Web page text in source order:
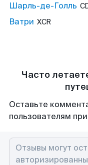
Шарль-де-Голль
Ватри XCR
Часто
Оставьте
пользователям